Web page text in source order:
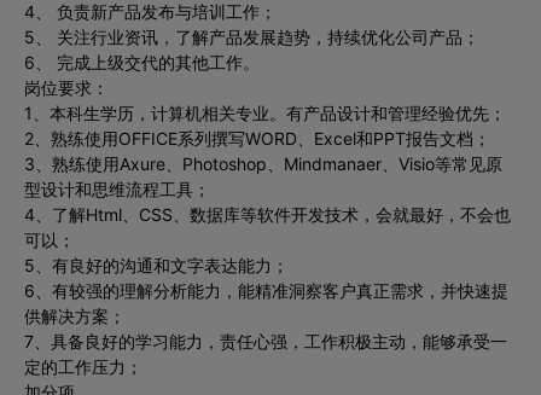
4、 负责新产品发布与培训工作；
5、 关注行业资讯，了解产品发展趋势，持续优化公司产品；
6、 完成上级交代的其他工作。
岗位要求：
1、本科生学历，计算机相关专业。有产品设计和管理经验优先；
2、熟练使用OFFICE系列撰写WORD、Excel和PPT报告文档；
3、熟练使用Axure、Photoshop、Mindmanaer、Visio等常见原
型设计和思维流程工具；
4、了解Html、CSS、数据库等软件开发技术，会就最好，不会也
可以；
5、有良好的沟通和文字表达能力；
6、有较强的理解分析能力，能精准洞察客户真正需求，并快速提
供解决方案；
7、具备良好的学习能力，责任心强，工作积极主动，能够承受一
定的工作压力；